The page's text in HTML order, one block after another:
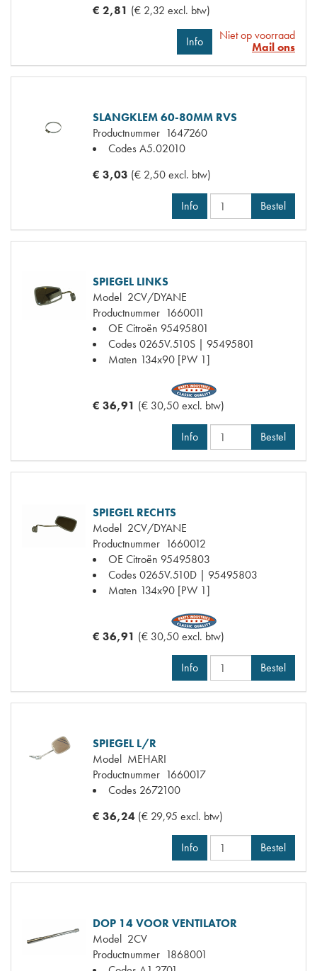
€ 2,81 (€ 2,32 excl. btw)
Info
Niet op voorraad
Mail ons
SLANGKLEM 60-80MM RVS
Productnummer 1647260
CodesA5.02010
€ 3,03 (€ 2,50 excl. btw)
Info Bestel
SPIEGEL LINKS
Model 2CV/DYANE
Productnummer 1660011
OE Citroën 95495801
Codes0265V.510S | 95495801
Maten 134x90 [PW 1]
€ 36,91 (€ 30,50 excl. btw)
Info Bestel
SPIEGEL RECHTS
Model 2CV/DYANE
Productnummer 1660012
OE Citroën 95495803
Codes0265V.510D | 95495803
Maten 134x90 [PW 1]
€ 36,91 (€ 30,50 excl. btw)
Info Bestel
SPIEGEL L/R
Model MEHARI
Productnummer 1660017
Codes 2672100
€ 36,24 (€ 29,95 excl. btw)
Info Bestel
DOP 14 VOOR VENTILATOR
Model 2CV
Productnummer 1868001